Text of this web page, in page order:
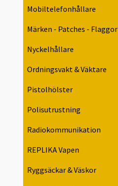
Mobiltelefonhållare
Märken - Patches - Flaggor
Nyckelhållare
Ordningsvakt & Väktare
Pistolhölster
Polisutrustning
Radiokommunikation
REPLIKA Vapen
Ryggsäckar & Väskor